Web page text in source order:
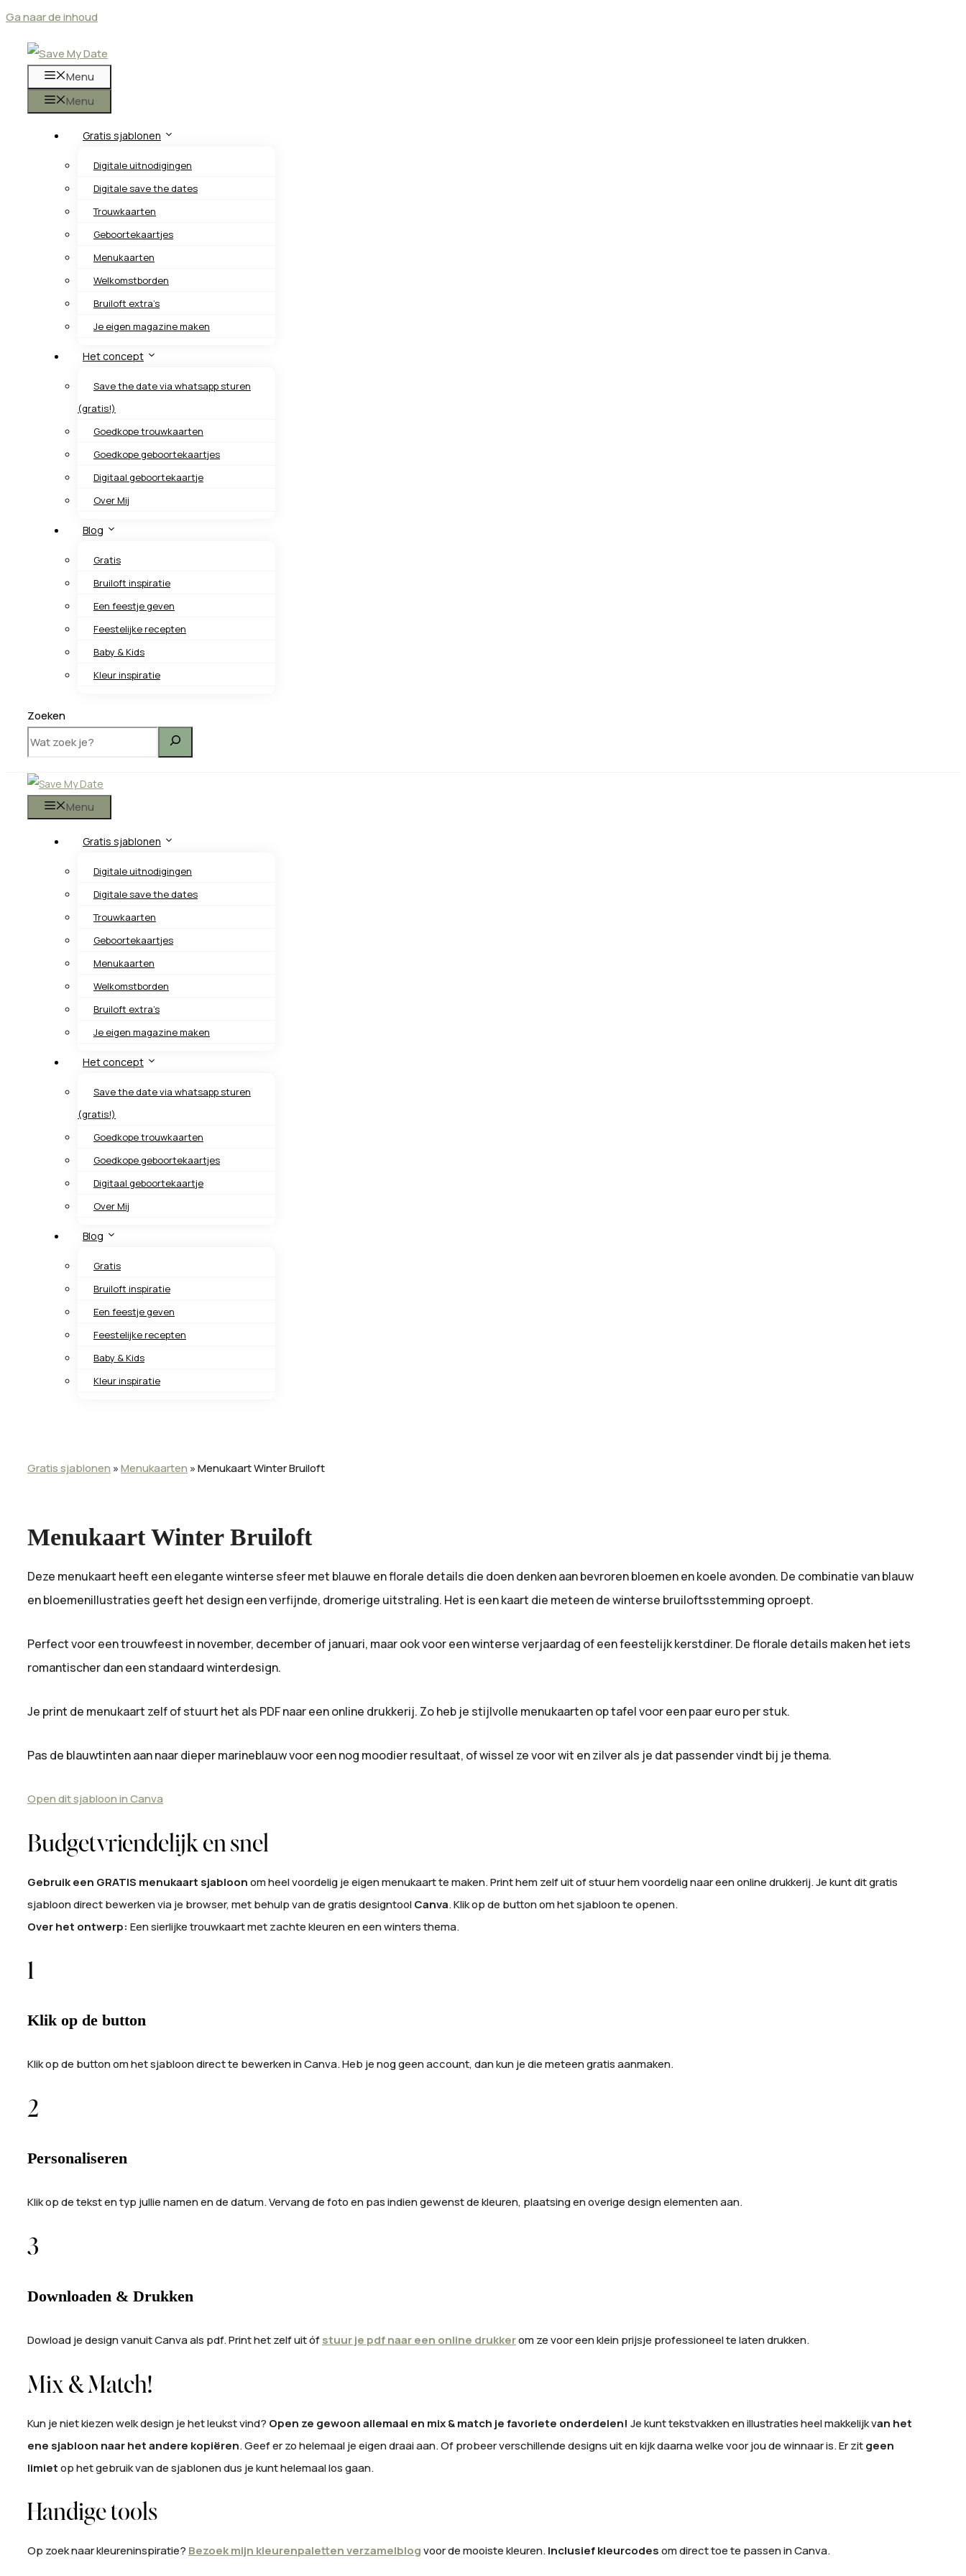
Ga naar de inhoud
Menu
Menu
Gratis sjablonen
Digitale uitnodigingen
Digitale save the dates
Trouwkaarten
Geboortekaartjes
Menukaarten
Welkomstborden
Bruiloft extra’s
Je eigen magazine maken
Het concept
Save the date via whatsapp sturen
(gratis!)
Goedkope trouwkaarten
Goedkope geboortekaartjes
Digitaal geboortekaartje
Over Mij
Blog
Gratis
Bruiloft inspiratie
Een feestje geven
Feestelijke recepten
Baby & Kids
Kleur inspiratie
Zoeken
Menu
Gratis sjablonen
Digitale uitnodigingen
Digitale save the dates
Trouwkaarten
Geboortekaartjes
Menukaarten
Welkomstborden
Bruiloft extra’s
Je eigen magazine maken
Het concept
Save the date via whatsapp sturen
(gratis!)
Goedkope trouwkaarten
Goedkope geboortekaartjes
Digitaal geboortekaartje
Over Mij
Blog
Gratis
Bruiloft inspiratie
Een feestje geven
Feestelijke recepten
Baby & Kids
Kleur inspiratie
Gratis sjablonen »Menukaarten »Menukaart Winter Bruiloft
Menukaart Winter Bruiloft
Deze menukaart heeft een elegante winterse sfeer met blauwe en florale details die doen denken aan bevroren bloemen en koele avonden. De combinatie van blauw
en bloemenillustraties geeft het design een verfijnde, dromerige uitstraling. Het is een kaart die meteen de winterse bruiloftsstemming oproept.
Perfect voor een trouwfeest in november, december of januari, maar ook voor een winterse verjaardag of een feestelijk kerstdiner. De florale details maken het iets
romantischer dan een standaard winterdesign.
Je print de menukaart zelf of stuurt het als PDF naar een online drukkerij. Zo heb je stijlvolle menukaarten op tafel voor een paar euro per stuk.
Pas de blauwtinten aan naar dieper marineblauw voor een nog moodier resultaat, of wissel ze voor wit en zilver als je dat passender vindt bij je thema.
Open dit sjabloon in Canva
Budgetvriendelijk en snel
Gebruik een GRATIS menukaart sjabloonom heel voordelig je eigen menukaart te maken. Print hem zelf uit of stuur hem voordelig naar een online drukkerij. Je kunt dit gratis
sjabloon direct bewerken via je browser, met behulp van de gratis designtoolCanva. Klik op de button om het sjabloon te openen.
Over het ontwerp: Een sierlijke trouwkaart met zachte kleuren en een winters thema.
1
Klik op de button
Klik op de button om het sjabloon direct te bewerken in Canva. Heb je nog geen account, dan kun je die meteen gratis aanmaken.
2
Personaliseren
Klik op de tekst en typ jullie namen en de datum. Vervang de foto en pas indien gewenst de kleuren, plaatsing en overige design elementen aan.
3
Downloaden & Drukken
Dowload je design vanuit Canva als pdf. Print het zelf uit ófstuur je pdf naar een online drukkerom ze voor een klein prijsje professioneel te laten drukken.
Mix & Match!
Kun je niet kiezen welk design je het leukst vind? Open ze gewoon allemaal en mix & match je favoriete onderdelen! Je kunt tekstvakken en illustraties heel makkelijk van het
ene sjabloon naar het andere kopiëren. Geef er zo helemaal je eigen draai aan. Of probeer verschillende designs uit en kijk daarna welke voor jou de winnaar is. Er zitgeen
limietop het gebruik van de sjablonen dus je kunt helemaal los gaan.
Handige tools
Op zoek naar kleureninspiratie? Bezoek mijn kleurenpaletten verzamelblogvoor de mooiste kleuren.Inclusief kleurcodesom direct toe te passen in Canva.